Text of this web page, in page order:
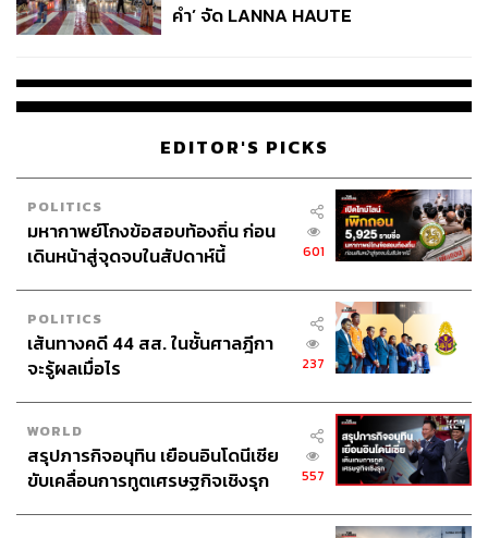
คำ’ จัด LANNA HAUTE
EDITOR'S PICKS
POLITICS
มหากาพย์โกงข้อสอบท้องถิ่น ก่อน
เดินหน้าสู่จุดจบในสัปดาห์นี้
601
POLITICS
เส้นทางคดี 44 สส. ในชั้นศาลฎีกา
จะรู้ผลเมื่อไร
237
WORLD
สรุปภารกิจอนุทิน เยือนอินโดนีเซีย
ขับเคลื่อนการทูตเศรษฐกิจเชิงรุก
557